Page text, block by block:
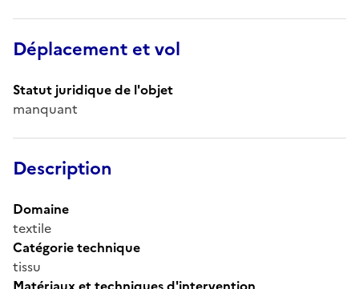
Déplacement et vol
Statut juridique de l'objet
manquant
Description
Domaine
textile
Catégorie technique
tissu